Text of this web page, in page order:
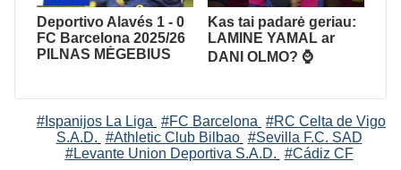
Deportivo Alavés 1 - 0
FC Barcelona 2025/26
PILNAS MĖGEBIUS
Kas tai padarė geriau:
LAMINE YAMAL ar
DANI OLMO? ⌚️
#Ispanijos La Liga #FC Barcelona #RC Celta de Vigo
S.A.D. #Athletic Club Bilbao #Sevilla F.C. SAD
#Levante Union Deportiva S.A.D. #Cádiz CF